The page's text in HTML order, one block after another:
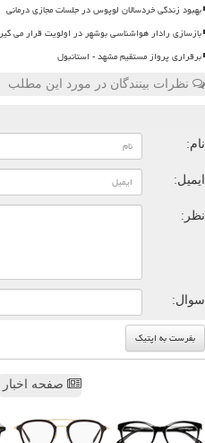
بهبود زندگی خردسالان لوپوس در جلسات مجازی درمانی
بازسازی رادار هواشناسی بوشهر در اولویت قرار می
برقراری پرواز مستقیم مشهد - استانبول
نظرات بینندگان در مورد این مطلب
نام:
ایمیل:
نظر:
سوال:
صفحه اخبار